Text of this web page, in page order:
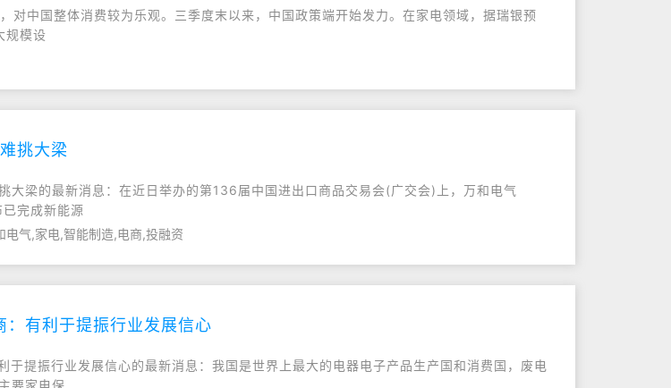
中国整体消费较为乐观。三季度末以来，中国政策端开始发力。在家电领域，据瑞银预
规模设
挑大梁
梁的最新消息：在近日举办的第136届中国进出口商品交易会(广交会)上，万和电气
完成新能源
气,家电,智能制造,电商,投融资
有利于提振行业发展信心
提振行业发展信心的最新消息：我国是世界上最大的电器电子产品生产国和消费国，废电
要家电保